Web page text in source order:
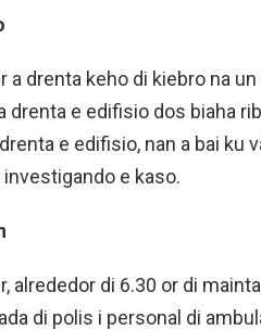
drenta keho di kiebro na un
drenta e edifisio dos biaha
e edifisio, nan a bai ku
e kaso.
alrededor di 6.30 or di
di polis i personal di